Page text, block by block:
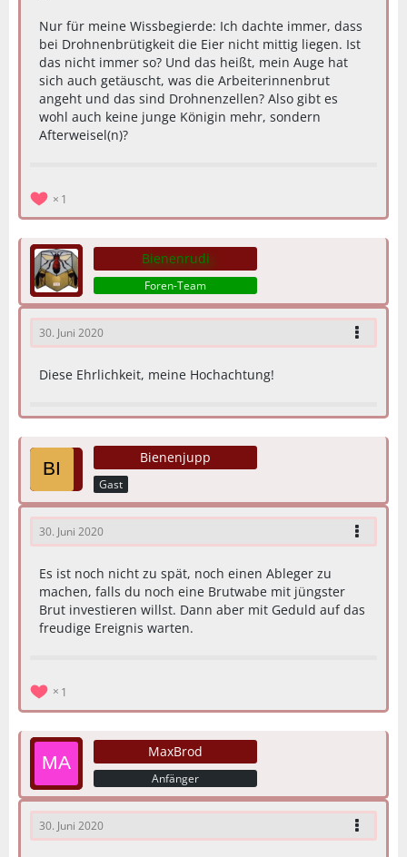
Nur für meine Wissbegierde: Ich dachte immer, dass
bei Drohnenbrütigkeit die Eier nicht mittig liegen. Ist
das nicht immer so? Und das heißt, mein Auge hat
sich auch getäuscht, was die Arbeiterinnenbrut
angeht und das sind Drohnenzellen? Also gibt es
wohl auch keine junge Königin mehr, sondern
Afterweisel(n)?
1
Bienenrudi
Foren-Team
30. Juni 2020
Diese Ehrlichkeit, meine Hochachtung!
Bienenjupp
Gast
30. Juni 2020
Es ist noch nicht zu spät, noch einen Ableger zu
machen, falls du noch eine Brutwabe mit jüngster
Brut investieren willst. Dann aber mit Geduld auf das
freudige Ereignis warten.
1
MaxBrod
Anfänger
30. Juni 2020